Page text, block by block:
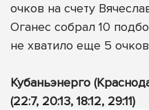
очков на счету
Оганес собрал 10
не хватило еще 5
Кубаньэнерго
(22:7, 20:13, 18:12, 29:11)